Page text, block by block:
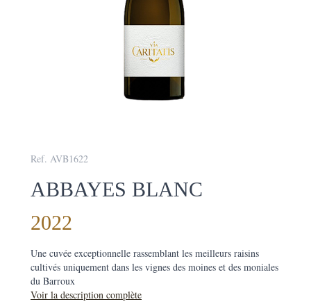
Ref. AVB1622
ABBAYES BLANC
2022
Une cuvée exceptionnelle rassemblant les meilleurs raisins
cultivés uniquement dans les vignes des moines et des moniales
du Barroux
Voir la description complète